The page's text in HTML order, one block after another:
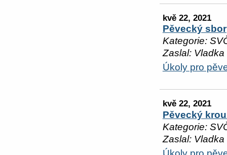
kvě 22, 2021
Pěvecký sbor
Kategorie:
Zaslal: Vladka
Úkoly pro
kvě 22, 2021
Pěvecký
Kategorie:
Zaslal: Vladka